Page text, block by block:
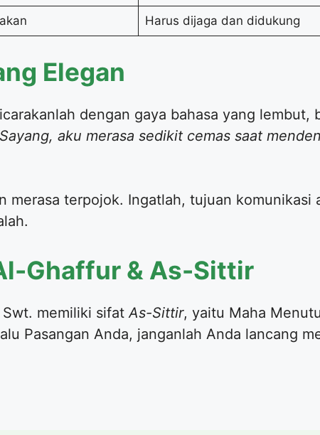
Harus dijaga dan didukung
Elegan
dengan gaya bahasa yang lembut,
aku merasa sedikit cemas saat
merasa terpojok. Ingatlah, tujuan komunikasi
Ghaffur & As-Sittir
Swt. memiliki sifatAs-Sittir, yaitu Maha
Pasangan Anda, janganlah Anda lancang